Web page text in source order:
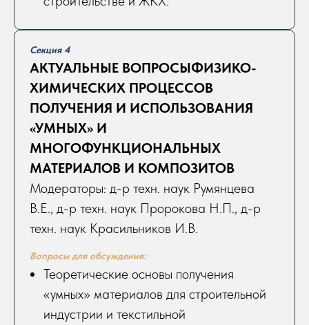
Секция 4
АКТУАЛЬНЫЕ ВОПРОСЫФИЗИКО-
ХИМИЧЕСКИХ ПРОЦЕССОВ
ПОЛУЧЕНИЯ И ИСПОЛЬЗОВАНИЯ
«УМНЫХ» И
МНОГОФУНКЦИОНАЛЬНЫХ
МАТЕРИАЛОВ И КОМПОЗИТОВ
Модераторы: д-р техн. наук Румянцева
В.Е., д-р техн. наук Пророкова Н.П., д-р
техн. наук Красильников И.В.
Вопросы для обсуждения:
Теоретические основы получения
«умных» материалов для строительной
индустрии и текстильной